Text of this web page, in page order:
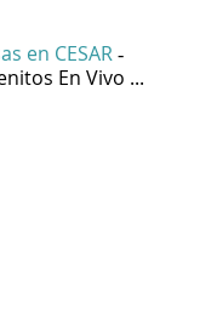
en CESAR -
En Vivo ...